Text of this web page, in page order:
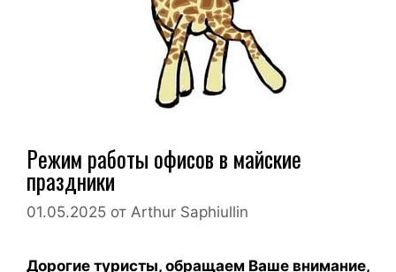
Режим работы офисов в майские
праздники
01.05.2025 от Arthur Saphiullin
Дорогие туристы, обращаем Ваше внимание,